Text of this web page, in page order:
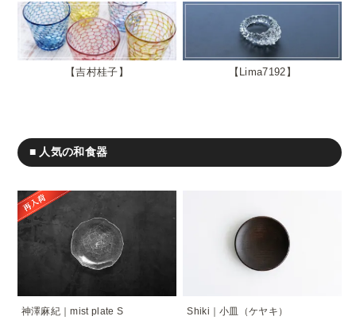
吉村桂子 Lima7192
■ 人気の和食器
神澤麻紀｜mist plate S Shiki｜小皿（ケヤキ）